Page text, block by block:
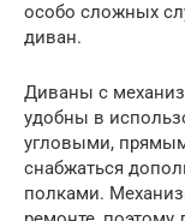
особо сложных
диван.
Диваны с
удобны в
угловыми,
снабжаться
полками.